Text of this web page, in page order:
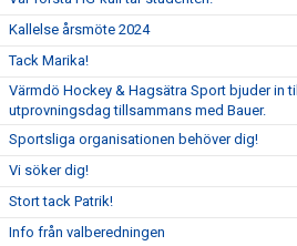
Kallelse årsmöte 2024
Tack Marika!
Värmdö Hockey & Hagsätra Sport bjuder in till
utprovningsdag tillsammans med Bauer.
Sportsliga organisationen behöver dig!
Vi söker dig!
Stort tack Patrik!
Info från valberedningen